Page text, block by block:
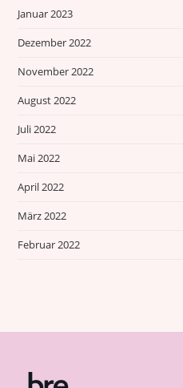
Januar 2023
Dezember 2022
November 2022
August 2022
Juli 2022
Mai 2022
April 2022
März 2022
Februar 2022